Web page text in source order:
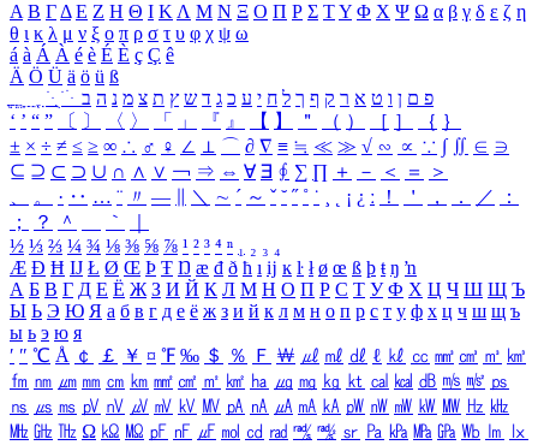
Α Β ΓΔ Ε Ζ Η Θ Ι ΚΛ Μ Ν Ξ Ο Π Ρ Σ ΤΥ Φ Χ Ψ Ω α β γ δ ε ζ η
θ ι κ λ μ ν ξ ο π ρ σ τ υ φ χ ψ ω
á à Á À é è É È ç Ç ê
Ä Ö Ü ä ö ü ß
ִֶֹ ֻּ ׁׂ פ ם ן ו ט א ר ק ף ך ל ח י ע כ ג ד ש ץ ת צ מ נ ה ב
‘ ’ “ ” 〔 〕 〈 〉 「 」 『 』 【 】 ＂ （ ） ［ ］ ｛ ｝
± × ÷ ≠ ≤ ≥ ∞ ∴ ♂ ♀ ∠ ⊥ ⌒ ∂ ∇ ≡ ≒ ≪ ≫ √ ∽ ∝ ∵ ∫ ∬ ∈ ∋
⊆ ⊇ ⊂ ⊃ ∪ ∩ ∧ ∨ ￢ ⇒ ⇔ ∀ ∃ ∮ ∑ ∏ ＋ － ＜ ＝
＞
、
。 · ‥ … ¨ 〃 ― ＼ ∼ ´ ～ ˇ ˘ ˝ ˚ ˙ ¸ ¡ ¿ ː ！ ＇ ， ． ／
：
；
？ ＾ ｀
½ ⅓ ⅔ ¼ ¾ ⅛ ⅜ ⅝ ⅞ ¹ ² ³ ⁴ ⁿ ₁ ₂ ₃ ₄
Æ Ð Ħ Ĳ Ł Ø Œ Þ Ŧ Ŋ æ đ ð ħ ı ĳ ĸ ŀ ł ø œ ß þ ŧ ŋ ŉ
А Б В Г Д Е Ё Ж З И Й К Л М Н О П Р С Т У Ф Х Ц Ч Ш Щ Ъ
Ы Ь Э Ю Я а б в г д е ё ж з и й к л м н о п р с т у ф х ц ч ш щ ъ
ы ь э ю я
′ ″ ℃ Å ￠ ￡ ￥ ¤ ℉ ‰ ＄ ％ Ｆ ￦ ㎕ ㎖ ㎗ ℓ ㎘ ㏄ ㎣ ㎤ ㎥ ㎦
㎙ ㎚ ㎛ ㎜ ㎝ ㎞ ㎟ ㎠ ㎡ ㎢ ㏊ ㎍ ㎎ ㎏ ㏏ ㎈ ㎉ ㏈ ㎧ ㎨ ㎰
㎱ ㎲ ㎳ ㎴ ㎵ ㎶ ㎷ ㎸ ㎹ ㎀ ㎁ ㎂ ㎃ ㎄ ㎺ ㎻ ㎽ ㎾ ㎿ ㎐ ㎑
㎒ ㎓ ㎔ Ω ㏀ ㏁ ㎊ ㎋ ㎌ ㏖ ㏅ ㎭ ㎮ ㎯ ㏛ ㎩ ㎪ ㎫ ㎬ ㏝ ㏐
㏓